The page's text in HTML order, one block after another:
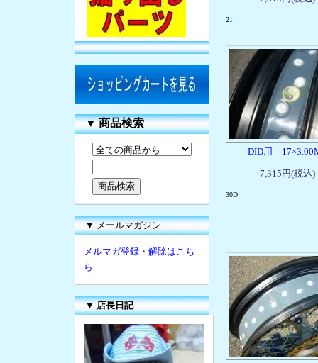
▼商品検索
▼ メールマガジン
メルマガ登録・解除はこち
ら
▼ 店長日記
21
DID用
7,315円(税込)
30D